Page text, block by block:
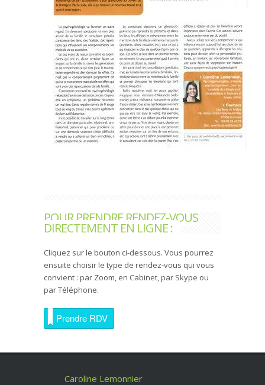
POUR PRENDRE RENDEZ-VOUS
DIRECTEMENT EN LIGNE :
Cliquez sur le bouton ci-dessous. Vous pourrez
ensuite choisir le type de rendez-vous qui vous
convient : par Zoom, en Cabinet, par Skype ou
par Téléphone.
Prendre RDV
Caroline Lemonnier